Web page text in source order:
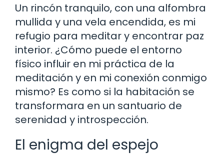
Un rincón tranquilo, con una alfombra
mullida y una vela encendida, es mi
refugio para meditar y encontrar paz
interior. ¿Cómo puede el entorno
físico influir en mi práctica de la
meditación y en mi conexión conmigo
mismo? Es como si la habitación se
transformara en un santuario de
serenidad y introspección.
El enigma del espejo